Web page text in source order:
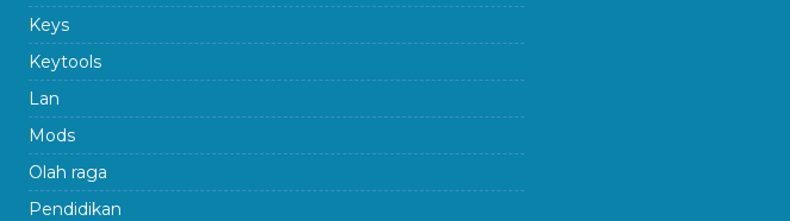
Keys
Keytools
Lan
Mods
Olah raga
Pendidikan